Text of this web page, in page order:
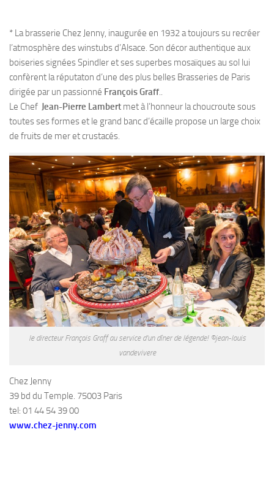
* La brasserie Chez Jenny, inaugurée en 1932 a toujours su recréer
l’atmosphère des winstubs d’Alsace. Son décor authentique aux
boiseries signées Spindler et ses superbes mosaïques au sol lui
confèrent la réputaton d’une des plus belles Brasseries de Paris
dirigée par un passionné François Graff..
Le Chef Jean-Pierre Lambert met à l’honneur la choucroute sous
toutes ses formes et le grand banc d’écaille propose un large choix
de fruits de mer et crustacés.
le directeur François Graff au service d'un dîner de légende! ©jean-louis
vandevivere
Chez Jenny
39 bd du Temple. 75003 Paris
tel: 01 44 54 39 00
www.chez-jenny.com